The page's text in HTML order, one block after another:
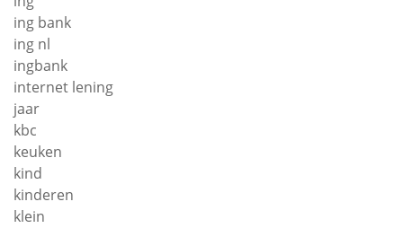
ing bank
ing nl
ingbank
internet lening
jaar
kbc
keuken
kind
kinderen
klein